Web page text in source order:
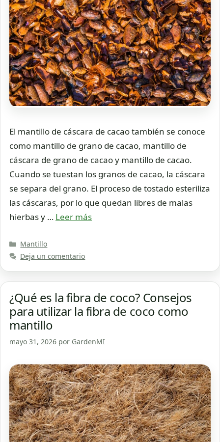
El mantillo de cáscara de cacao también se conoce
como mantillo de grano de cacao, mantillo de
cáscara de grano de cacao y mantillo de cacao.
Cuando se tuestan los granos de cacao, la cáscara
se separa del grano. El proceso de tostado esteriliza
las cáscaras, por lo que quedan libres de malas
hierbas y … Leer más
Categorías
Mantillo
Deja un comentario
¿Qué es la fibra de coco? Consejos
para utilizar la fibra de coco como
mantillo
mayo 31, 2026 por GardenMI